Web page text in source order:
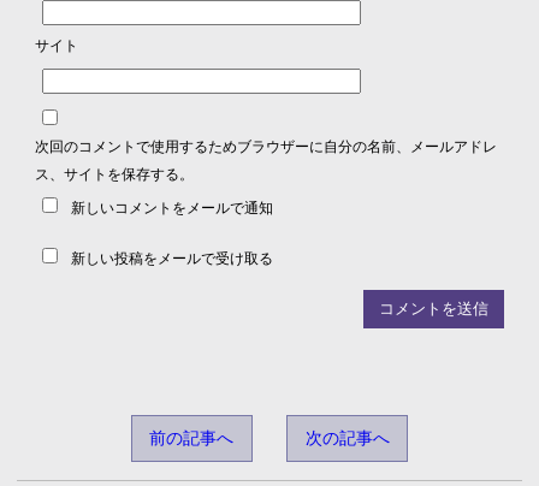
サイト
次回のコメントで使用するためブラウザーに自分の名前、メールアドレ
ス、サイトを保存する。
新しいコメントをメールで通知
新しい投稿をメールで受け取る
前の記事へ 次の記事へ